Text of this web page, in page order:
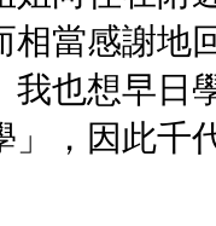
相當感謝地
我也想早日
」，因此千